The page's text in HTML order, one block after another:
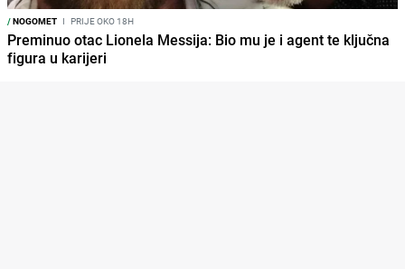
/NOGOMET I PRIJE OKO 18H
Preminuo otac Lionela Messija: Bio mu je i agent te ključna
figura u karijeri